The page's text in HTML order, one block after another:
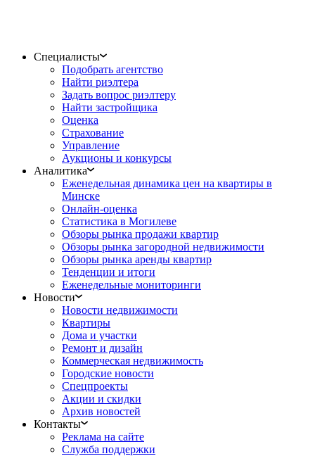
Специалисты
Подобрать агентство
Найти риэлтера
Задать вопрос риэлтеру
Найти застройщика
Оценка
Страхование
Управление
Аукционы и конкурсы
Аналитика
Еженедельная динамика цен на квартиры в
Минске
Онлайн-оценка
Статистика в Могилеве
Обзоры рынка продажи квартир
Обзоры рынка загородной недвижимости
Обзоры рынка аренды квартир
Тенденции и итоги
Еженедельные мониторинги
Новости
Новости недвижимости
Квартиры
Дома и участки
Ремонт и дизайн
Коммерческая недвижимость
Городские новости
Спецпроекты
Акции и скидки
Архив новостей
Контакты
Реклама на сайте
Служба поддержки